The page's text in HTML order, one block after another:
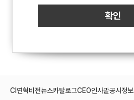
CI 연혁비전뉴스카탈로그CEO인사말공시정보